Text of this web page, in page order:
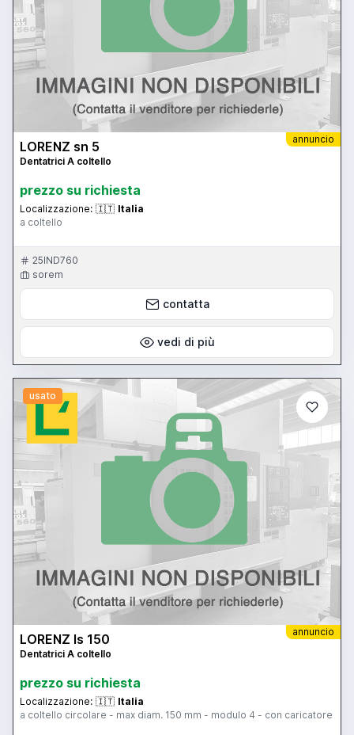
annuncio
LORENZ sn 5
Dentatrici A coltello
prezzo su richiesta
Localizzazione: 🇮🇹 Italia
a coltello
25IND760
sorem
contatta
vedi di più
usato
annuncio
LORENZ ls 150
Dentatrici A coltello
prezzo su richiesta
Localizzazione: 🇮🇹 Italia
a coltello circolare - max diam. 150 mm - modulo 4 - con caricatore